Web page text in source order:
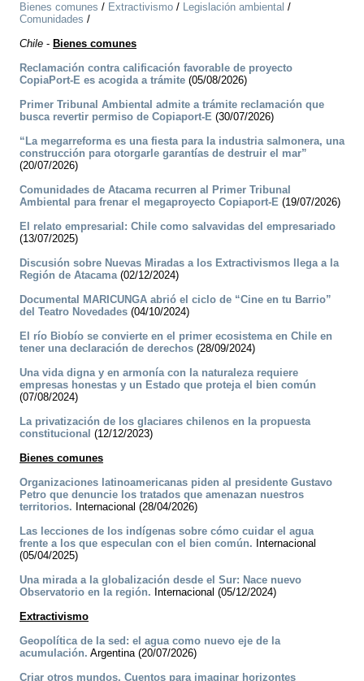
Bienes comunes / Extractivismo / Legislación ambiental /
Comunidades /
Chile - Bienes comunes
Reclamación contra calificación favorable de proyecto
CopiaPort-E es acogida a trámite (05/08/2026)
Primer Tribunal Ambiental admite a trámite reclamación que
busca revertir permiso de Copiaport-E (30/07/2026)
“La megarreforma es una fiesta para la industria salmonera, una
construcción para otorgarle garantías de destruir el mar”
(20/07/2026)
Comunidades de Atacama recurren al Primer Tribunal
Ambiental para frenar el megaproyecto Copiaport-E (19/07/2026)
El relato empresarial: Chile como salvavidas del empresariado
(13/07/2025)
Discusión sobre Nuevas Miradas a los Extractivismos llega a la
Región de Atacama(02/12/2024)
Documental MARICUNGA abrió el ciclo de “Cine en tu Barrio”
del Teatro Novedades (04/10/2024)
El río Biobío se convierte en el primer ecosistema en Chile en
tener una declaración de derechos (28/09/2024)
Una vida digna y en armonía con la naturaleza requiere
empresas honestas y un Estado que proteja el bien común
(07/08/2024)
La privatización de los glaciares chilenos en la propuesta
constitucional (12/12/2023)
Bienes comunes
Organizaciones latinoamericanas piden al presidente Gustavo
Petro que denuncie los tratados que amenazan nuestros
territorios. Internacional (28/04/2026)
Las lecciones de los indígenas sobre cómo cuidar el agua
frente a los que especulan con el bien común. Internacional
(05/04/2025)
Una mirada a la globalización desde el Sur: Nace nuevo
Observatorio en la región. Internacional (05/12/2024)
Extractivismo
Geopolítica de la sed: el agua como nuevo eje de la
acumulación. Argentina (20/07/2026)
Criar otros mundos. Cuentos para imaginar horizontes